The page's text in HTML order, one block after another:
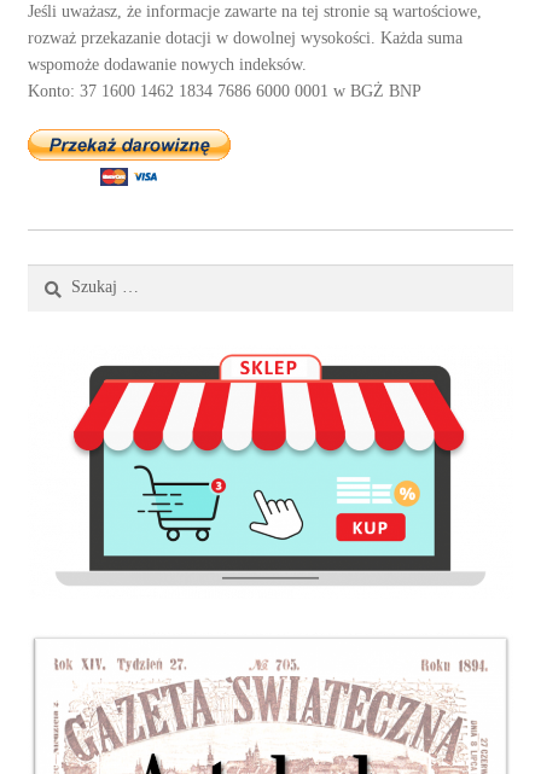
Jeśli uważasz, że informacje zawarte na tej stronie są wartościowe,
rozważ przekazanie dotacji w dowolnej wysokości. Każda suma
wspomoże dodawanie nowych indeksów.
Konto: 37 1600 1462 1834 7686 6000 0001 w BGŻ BNP